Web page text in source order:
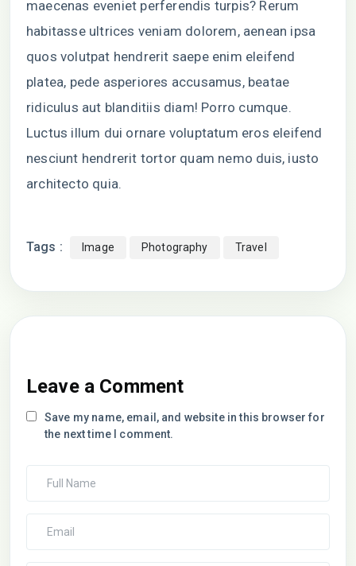
maecenas eveniet perferendis turpis? Rerum
habitasse ultrices veniam dolorem, aenean ipsa
quos volutpat hendrerit saepe enim eleifend
platea, pede asperiores accusamus, beatae
ridiculus aut blanditiis diam! Porro cumque.
Luctus illum dui ornare voluptatum eros eleifend
nesciunt hendrerit tortor quam nemo duis, iusto
architecto quia.
Tags : Image Photography Travel
Leave a Comment
Save my name, email, and website in this browser for
the next time I comment.